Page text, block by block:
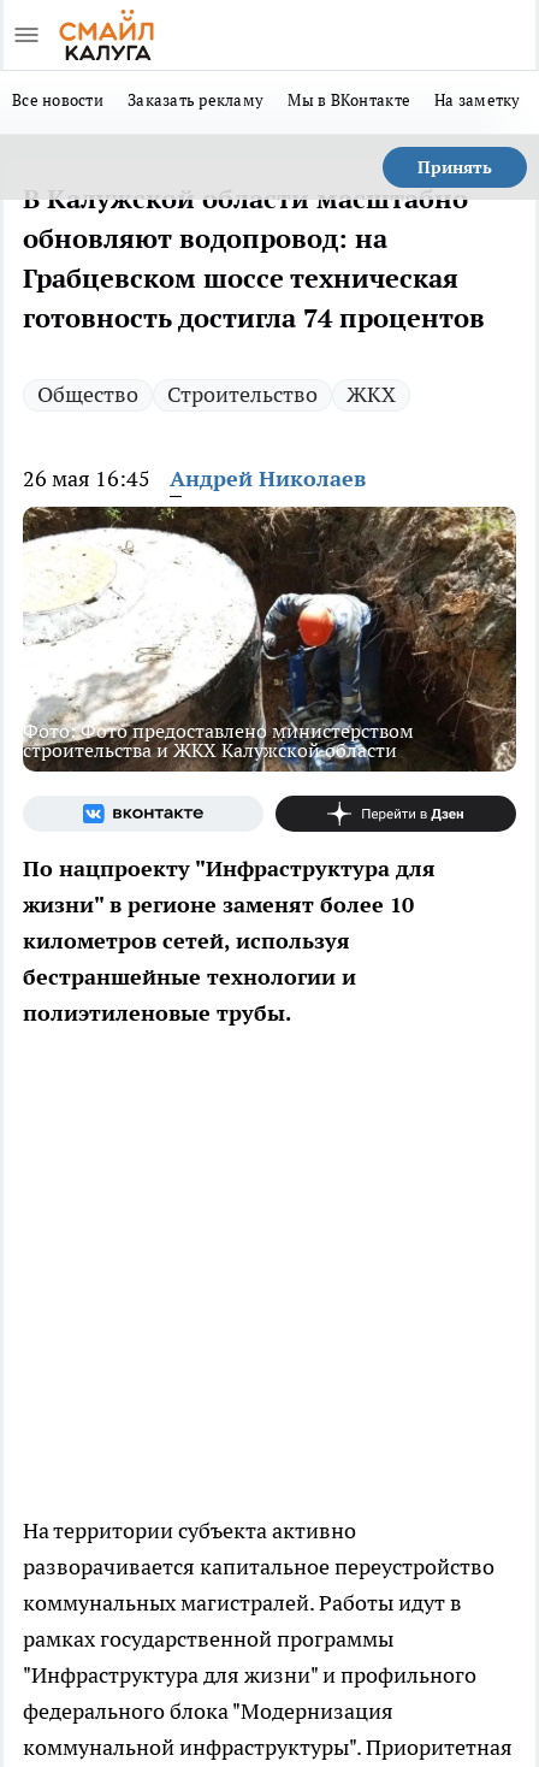
Все новости Заказать рекламу Мы в ВКонтакте На заметку
Принять
В Калужской области масштабно
обновляют водопровод: на
Грабцевском шоссе техническая
готовность достигла 74 процентов
Общество Строительство ЖКХ
26 мая 16:45 Андрей Николаев
Фото: Фото предоставлено министерством
строительства и ЖКХ Калужской области
По нацпроекту "Инфраструктура для
жизни" в регионе заменят более 10
километров сетей, используя
бестраншейные технологии и
полиэтиленовые трубы.
На территории субъекта активно
разворачивается капитальное переустройство
коммунальных магистралей. Работы идут в
рамках государственной программы
"Инфраструктура для жизни" и профильного
федерального блока "Модернизация
коммунальной инфраструктуры". Приоритетная